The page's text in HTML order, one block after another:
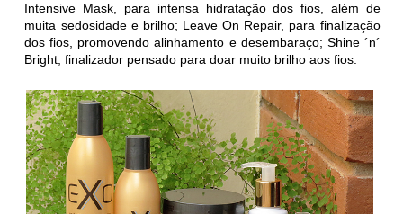
Intensive Mask, para intensa hidratação dos fios, além de
muita sedosidade e brilho; Leave On Repair, para finalização
dos fios, promovendo alinhamento e desembaraço; Shine ´n´
Bright, finalizador pensado para doar muito brilho aos fios.